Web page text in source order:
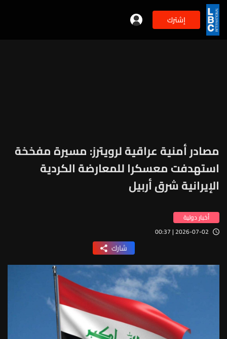
إشترك
مصادر أمنية عراقية لرويترز: مسيرة مفخخة
استهدفت معسكرا للمعارضة الكردية
الإيرانية شرق أربيل
أخبار دولية
2026-07-02 | 00:37
شارك